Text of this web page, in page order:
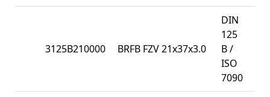
3125B210000 BRFB FZV 21x37x3.0
DIN
125
B /
ISO
7090